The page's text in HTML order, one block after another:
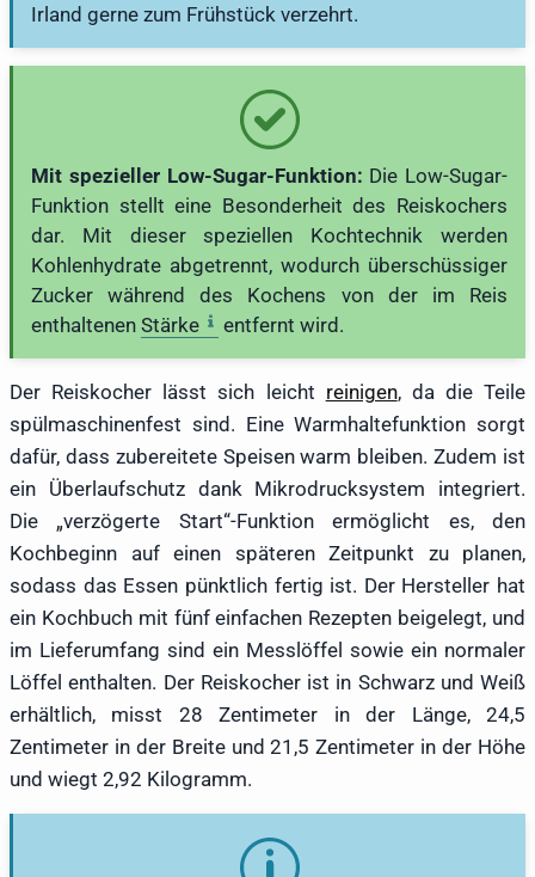
Irland gerne zum Frühstück verzehrt.
Mit spezieller Low-Sugar-Funktion: Die Low-Sugar-
Funktion stellt eine Besonderheit des Reiskochers
dar. Mit dieser speziellen Kochtechnik werden
Kohlenhydrate abgetrennt, wodurch überschüssiger
Zucker während des Kochens von der im Reis
enthaltenen Stärke entfernt wird.
Der Reiskocher lässt sich leicht reinigen, da die Teile
spülmaschinenfest sind. Eine Warmhaltefunktion sorgt
dafür, dass zubereitete Speisen warm bleiben. Zudem ist
ein Überlaufschutz dank Mikrodrucksystem integriert.
Die „verzögerte Start“-Funktion ermöglicht es, den
Kochbeginn auf einen späteren Zeitpunkt zu planen,
sodass das Essen pünktlich fertig ist. Der Hersteller hat
ein Kochbuch mit fünf einfachen Rezepten beigelegt, und
im Lieferumfang sind ein Messlöffel sowie ein normaler
Löffel enthalten. Der Reiskocher ist in Schwarz und Weiß
erhältlich, misst 28 Zentimeter in der Länge, 24,5
Zentimeter in der Breite und 21,5 Zentimeter in der Höhe
und wiegt 2,92 Kilogramm.